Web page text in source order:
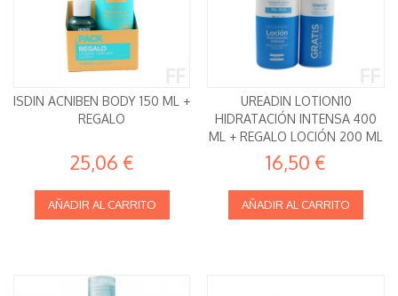
ISDIN ACNIBEN BODY 150 ML +
REGALO
25,06 €
AÑADIR AL CARRITO
UREADIN LOTION10
HIDRATACIÓN INTENSA 400
ML + REGALO LOCIÓN 200 ML
ISDIN
16,50 €
AÑADIR AL CARRITO